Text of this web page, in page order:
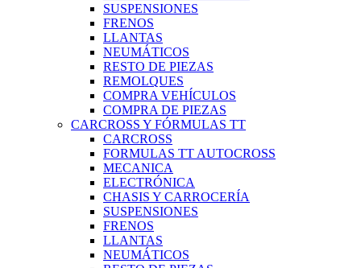
SUSPENSIONES
FRENOS
LLANTAS
NEUMÁTICOS
RESTO DE PIEZAS
REMOLQUES
COMPRA VEHÍCULOS
COMPRA DE PIEZAS
CARCROSS Y FÓRMULAS TT
CARCROSS
FORMULAS TT AUTOCROSS
MECANICA
ELECTRÓNICA
CHASIS Y CARROCERÍA
SUSPENSIONES
FRENOS
LLANTAS
NEUMÁTICOS